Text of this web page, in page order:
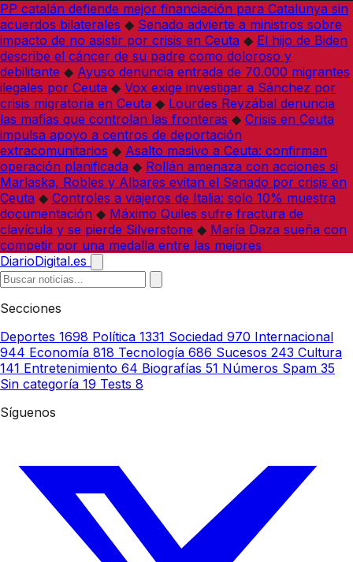
PP catalán defiende mejor financiación para Catalunya sin
acuerdos bilaterales ◆ Senado advierte a ministros sobre
impacto de no asistir por crisis en Ceuta ◆ El hijo de Biden
describe el cáncer de su padre como doloroso y
debilitante ◆ Ayuso denuncia entrada de 70.000 migrantes
ilegales por Ceuta ◆ Vox exige investigar a Sánchez por
crisis migratoria en Ceuta ◆ Lourdes Reyzábal denuncia
las mafias que controlan las fronteras ◆ Crisis en Ceuta
impulsa apoyo a centros de deportación
extracomunitarios ◆ Asalto masivo a Ceuta: confirman
operación planificada ◆ Rollán amenaza con acciones si
Marlaska, Robles y Albares evitan el Senado por crisis en
Ceuta ◆ Controles a viajeros de Italia: solo 10% muestra
documentación ◆ Máximo Quiles sufre fractura de
clavícula y se pierde Silverstone ◆ María Daza sueña con
competir por una medalla entre las mejores
DiarioDigital.es
Secciones
Deportes 1698 Política 1331 Sociedad 970 Internacional
944 Economía 818 Tecnología 686 Sucesos 243 Cultura
141 Entretenimiento 64 Biografías 51 Números Spam 35
Sin categoría 19 Tests 8
Síguenos